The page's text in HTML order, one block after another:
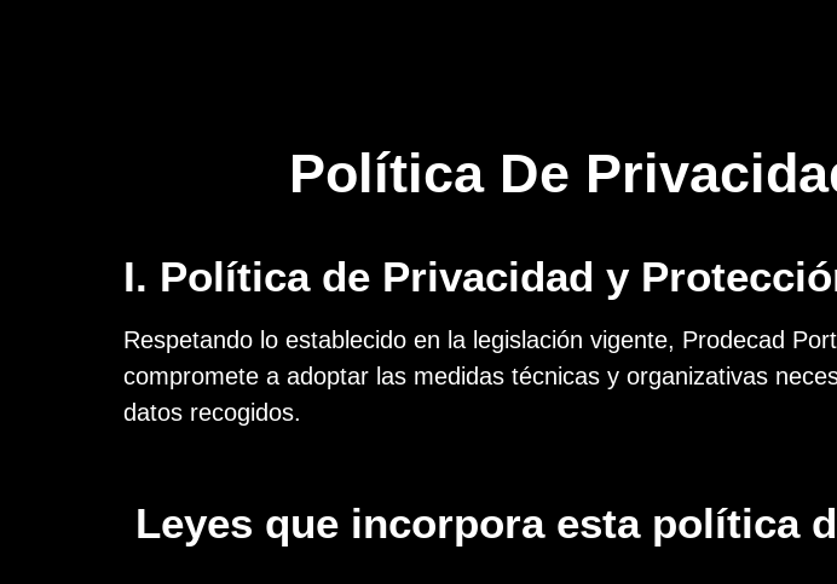
Política De
I. Política de Privacidad y
Respetando lo establecido en la legislación vigente, Prodecad
compromete a adoptar las medidas técnicas y organizativas
datos recogidos.
Leyes que incorpora esta política